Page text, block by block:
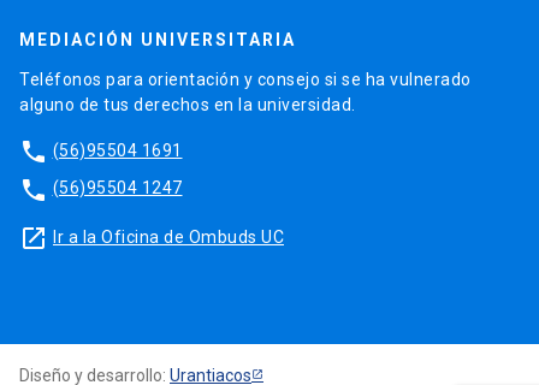
MEDIACIÓN UNIVERSITARIA
Teléfonos para orientación y consejo si se ha vulnerado
alguno de tus derechos en la universidad.
phone (56)95504 1691
phone (56)95504 1247
launch Ir a la Oficina de Ombuds UC
Diseño y desarrollo: Urantiacos